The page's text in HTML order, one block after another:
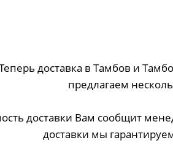
доставка в Тамбов и
предлагаем
доставки Вам сообщит
доставки мы